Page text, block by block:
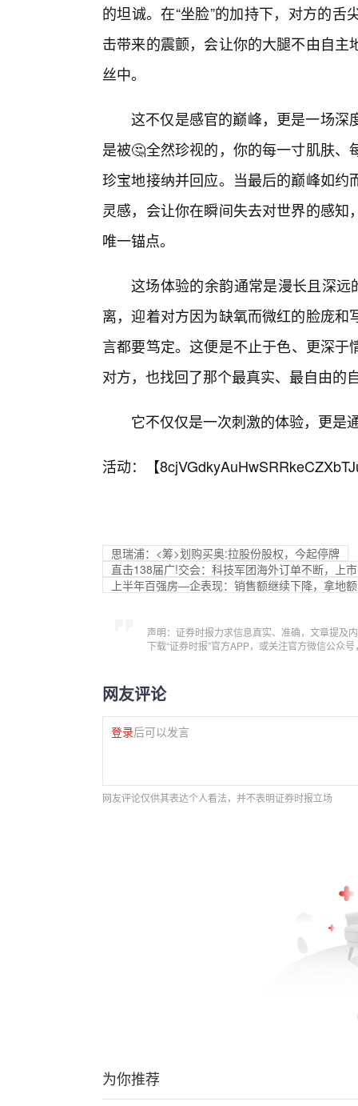
的坦诚。在“坐脸”的加持下，对方的
击带来的震颤，会让你的大腿不由自
丝中。
这不仅是感官的巅峰，更是一场深
是被🤔全然珍视的，你的每一寸肌肤
珍宝地接纳并回应。当最后的巅峰如
灵感，会让你在瞬间失去对世界的感
唯一锚点。
这场体验的余韵通常是漫长且深远
离，迎着对方因为缺氧而微红的脸庞
言都要笃定。这便是不止于色、更深
对方，也找回了那个最真实、最自由的
它不仅仅是一次刺激的体验，更是
活动：【
思瑞浦：<筹>划购买奥:拉股份股权，今起停牌
直击138届广!交会：科技军团海外订单不断，上
上半年百强房—企表现：销售额继续下降，拿地
声明：证券时报力求信息真实、准确，文章提及
下载“证券时报”官方APP，或关注官方微信公众
网友评论
登录后可以发言
网友评论仅供其表达个人看法，并不表明证券时报立场
为你推荐